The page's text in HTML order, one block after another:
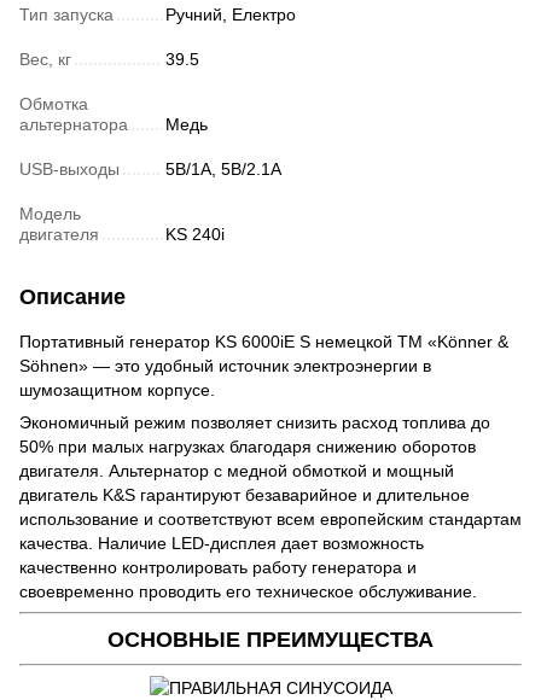
Тип запуска Ручний, Електро
Вес, кг 39.5
Обмотка
альтернатора
Медь
USB-выходы 5В/1A, 5В/2.1A
Модель
двигателя
KS 240i
Описание
Портативный генератор KS 6000iE S немецкой ТМ «Könner &
Söhnen» — это удобный источник электроэнергии в
шумозащитном корпусе.
Экономичный режим позволяет снизить расход топлива до
50% при малых нагрузках благодаря снижению оборотов
двигателя. Альтернатор с медной обмоткой и мощный
двигатель K&S гарантируют безаварийное и длительное
использование и соответствуют всем европейским стандартам
качества. Наличие LED-дисплея дает возможность
качественно контролировать работу генератора и
своевременно проводить его техническое обслуживание.
ОСНОВНЫЕ ПРЕИМУЩЕСТВА